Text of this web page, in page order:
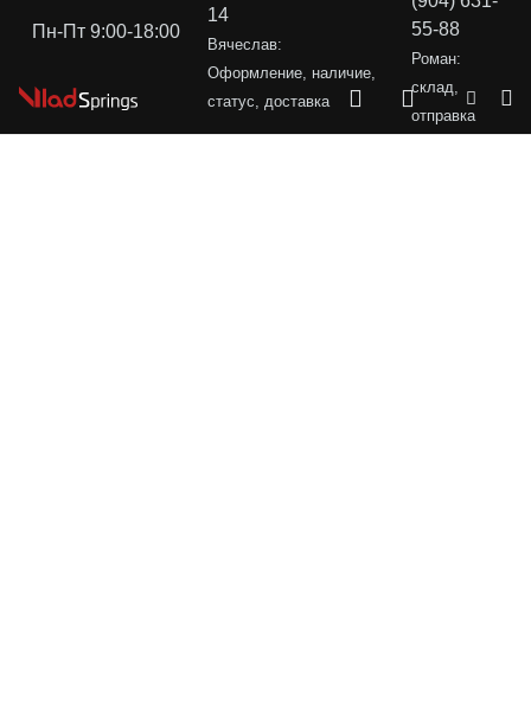
Пн-Пт 9:00-18:00
14
Вячеслав:
Оформление, наличие,
статус, доставка
55-88
Роман:
склад,
отправка